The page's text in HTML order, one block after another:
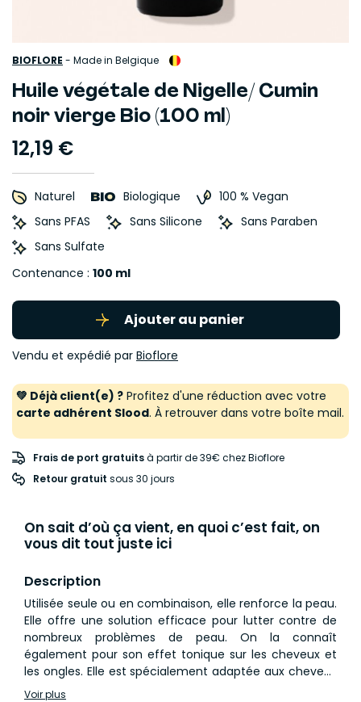
BIOFLORE - Made in Belgique
Huile végétale de Nigelle/ Cumin
noir vierge Bio (100 ml)
12,19 €
Naturel Biologique
100 % Vegan
Sans PFAS
Sans Silicone
Sans Paraben
Sans Sulfate
Contenance : 100 ml
Ajouter au panier
Vendu et expédié par Bioflore
💚 Déjà client(e) ? Profitez d'une réduction avec votre
carte adhérent Slood. À retrouver dans votre boîte mail.
Frais de port gratuitsà partir de 39€ chez Bioflore
Retour gratuit sous 30 jours
On sait d’où ça vient, en quoi c’est fait, on
vous dit tout juste ici
Description
Utilisée seule ou en combinaison, elle renforce la peau.
Elle offre une solution efficace pour lutter contre de
nombreux problèmes de peau. On la connaît
également pour son effet tonique sur les cheveux et
les ongles. Elle est spécialement adaptée aux cheveux
secs et fragiles.
Voir plus